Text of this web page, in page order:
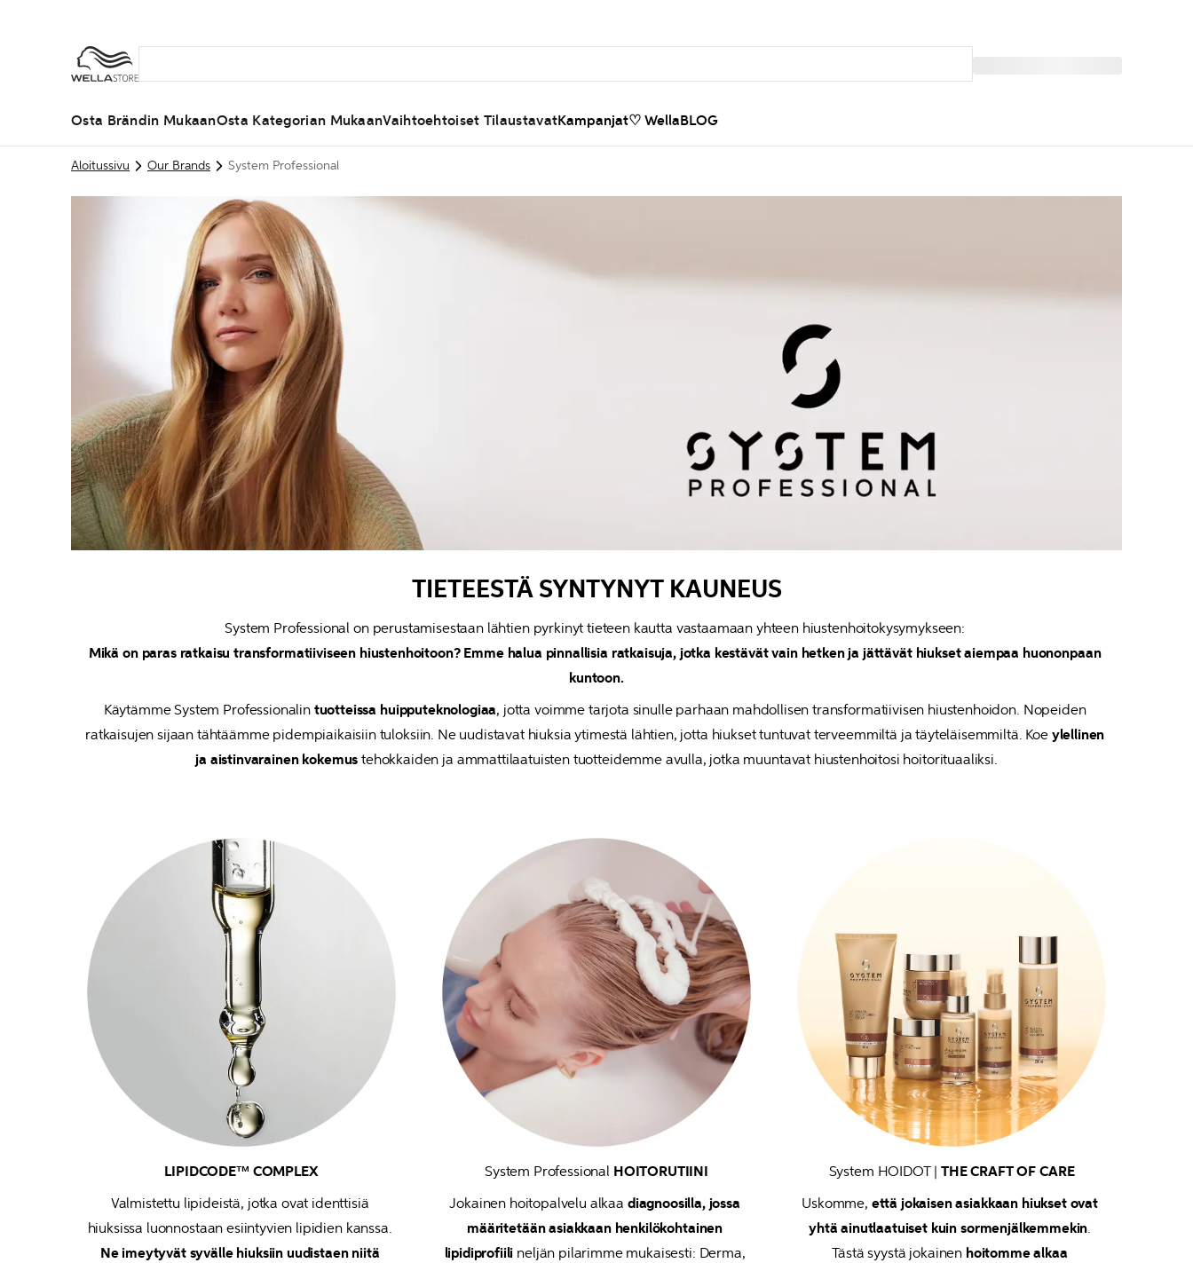
Osta Brändin MukaanOsta Kategorian MukaanVaihtoehtoiset TilaustavatKampanjat♡ WellaBLOG
Aloitussivu Our Brands System Professional
TIETEESTÄ SYNTYNYT KAUNEUS
Mikä on paras ratkaisu transformatiiviseen hiustenhoitoon? Emme halua pinnallisia ratkaisuja, jotka kestävät vain hetken ja jättävät hiukset aiempaa huononpaan
kuntoon.
Käytämme System Professionalin tuotteissa huipputeknologiaa, jotta voimme tarjota sinulle parhaan mahdollisen transformatiivisen hiustenhoidon. Nopeiden
ratkaisujen sijaan tähtäämme pidempiaikaisiin tuloksiin. Ne uudistavat hiuksia ytimestä lähtien, jotta hiukset tuntuvat terveemmiltä ja täyteläisemmiltä. Koe ylellinen
ja aistinvarainen kokemus tehokkaiden ja ammattilaatuisten tuotteidemme avulla, jotka muuntavat hiustenhoitosi hoitorituaaliksi.
LIPIDCODE™ COMPLEX
Valmistettu lipideistä, jotka ovat identtisiä
Ne imeytyvät syvälle hiuksiin uudistaen niitä
System Professional HOITORUTIINI
Jokainen hoitopalvelu alkaa diagnoosilla, jossa
määritetään asiakkaan henkilökohtainen
lipidiprofiili neljän pilarimme mukaisesti: Derma,
System HOIDOT | THE CRAFT OF CARE
Uskomme, että jokaisen asiakkaan hiukset ovat
yhtä ainutlaatuiset kuin sormenjälkemmekin
Tästä syystä jokainen hoitomme alkaa